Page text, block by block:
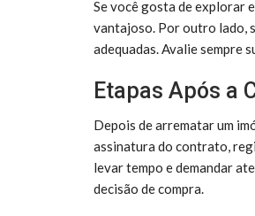
Se você gosta de explorar
vantajoso. Por outro lado,
adequadas. Avalie sempre
Etapas Após a
Depois de arrematar um
assinatura do contrato,
levar tempo e demandar
decisão de compra.